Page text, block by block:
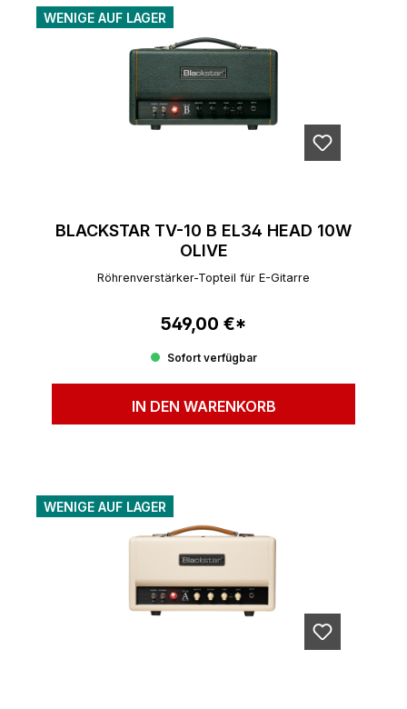
WENIGE AUF LAGER
BLACKSTAR TV-10 B EL34 HEAD 10W
OLIVE
Röhrenverstärker-Topteil für E-Gitarre
Regulärer Preis:
549,00 €*
Sofort verfügbar
IN DEN WARENKORB
WENIGE AUF LAGER